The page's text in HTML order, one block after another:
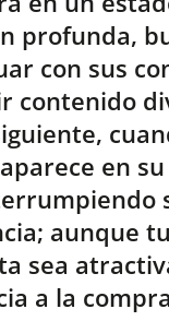
profunda,
con sus
contenido
en
aunque tu
sea
a la